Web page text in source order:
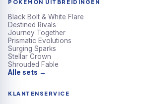
POKÉMON UITBREIDINGEN
Black Bolt & White Flare
Destined Rivals
Journey Together
Prismatic Evolutions
Surging Sparks
Stellar Crown
Shrouded Fable
Alle sets →
KLANTENSERVICE